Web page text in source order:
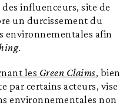
influenceurs, site de
un durcissement du
environnementales afin
.
les Green Claims, bien
par certains acteurs, vise
environnementales non